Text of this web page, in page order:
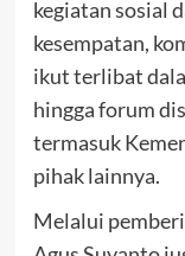
kegiatan sosial
kesempatan,
ikut terlibat
hingga forum
termasuk
pihak lainnya.
Melalui